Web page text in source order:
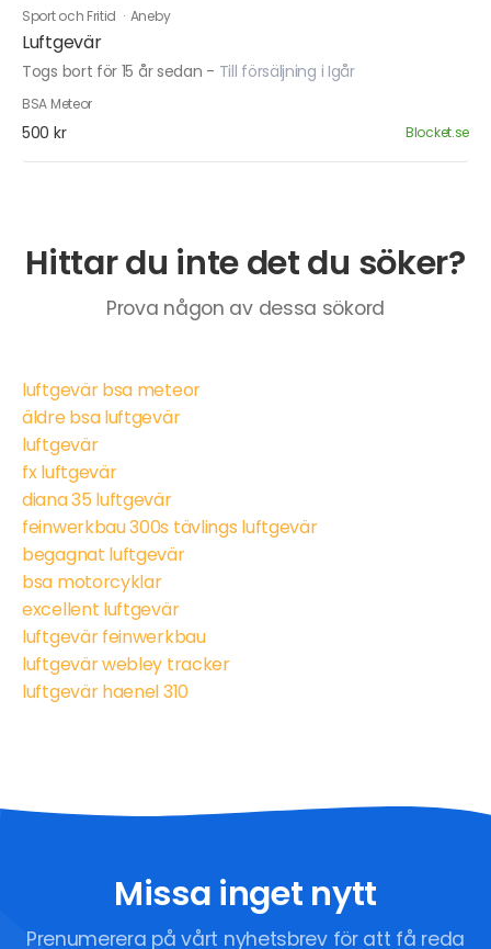
Sport och Fritid · Aneby
Luftgevär
Togs bort för 15 år sedan - Till försäljning i Igår
BSA Meteor
500 kr Blocket.se
Hittar du inte det du söker?
Prova någon av dessa sökord
luftgevär bsa meteor
äldre bsa luftgevär
luftgevär
fx luftgevär
diana 35 luftgevär
feinwerkbau 300s tävlings luftgevär
begagnat luftgevär
bsa motorcyklar
excellent luftgevär
luftgevär feinwerkbau
luftgevär webley tracker
luftgevär haenel 310
Missa inget nytt
Prenumerera på vårt nyhetsbrev för att få reda